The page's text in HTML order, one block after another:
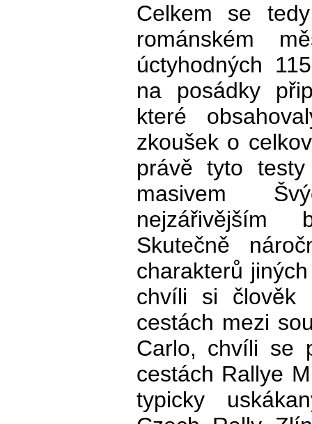
Celkem se
románském
úctyhodných
na posádky
které
zkoušek o
právě tyto testy
masivem
nejzářivějším
Skutečně
charakterů
chvíli si člověk
cestách mezi
Carlo, chvíli se
cestách Rallye
typicky